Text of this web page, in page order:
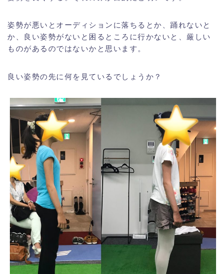
姿勢が悪いとオーディションに落ちるとか、踊れないと
か、良い姿勢がないと困るところに行かないと、厳しい
ものがあるのではないかと思います。
良い姿勢の先に何を見ているでしょうか？